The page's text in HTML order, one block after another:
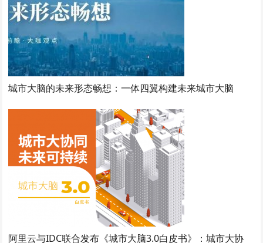
城市大脑的未来形态畅想：一体四翼构建未来城市大脑
阿里云与IDC联合发布《城市大脑3.0白皮书》：城市大协